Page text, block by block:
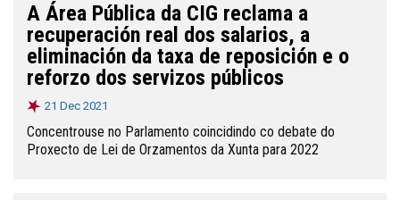
A Área Pública da CIG reclama a
recuperación real dos salarios, a
eliminación da taxa de reposición e o
reforzo dos servizos públicos
21 Dec 2021
Concentrouse no Parlamento coincidindo co debate do
Proxecto de Lei de Orzamentos da Xunta para 2022